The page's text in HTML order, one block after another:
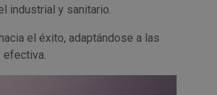
industrial y sanitario.
el éxito, adaptándose a las
efectiva.